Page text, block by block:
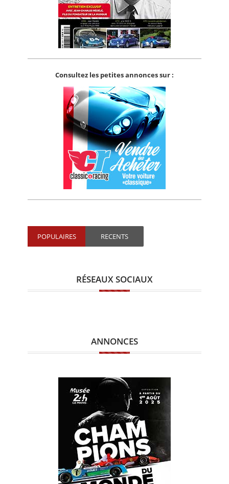
Consultez les petites annonces sur :
POPULAIRES RECENTS
RÉSEAUX SOCIAUX
ANNONCES